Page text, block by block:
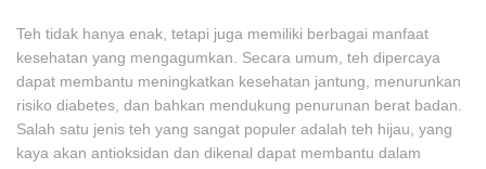
Teh tidak hanya enak, tetapi juga memiliki berbagai manfaat
kesehatan yang mengagumkan. Secara umum, teh dipercaya
dapat membantu meningkatkan kesehatan jantung, menurunkan
risiko diabetes, dan bahkan mendukung penurunan berat badan.
Salah satu jenis teh yang sangat populer adalah teh hijau, yang
kaya akan antioksidan dan dikenal dapat membantu dalam